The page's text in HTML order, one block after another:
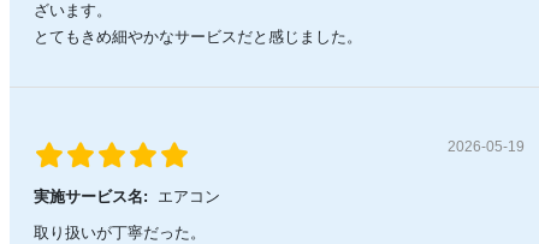
ざいます。
とてもきめ細やかなサービスだと感じました。
2026-05-19
実施サービス名:
エアコン
取り扱いが丁寧だった。